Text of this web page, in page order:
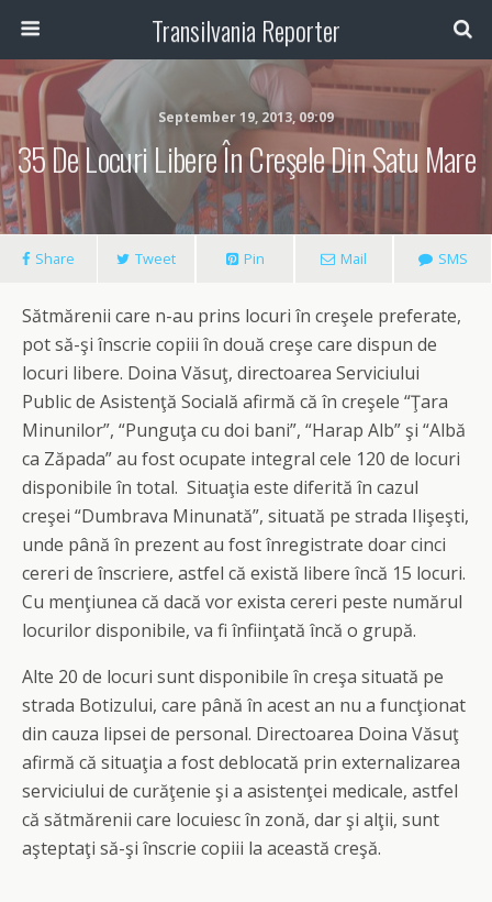
Transilvania Reporter
September 19, 2013, 09:09
35 De Locuri Libere În Creşele Din Satu Mare
Share Tweet Pin Mail SMS
Sătmărenii care n-au prins locuri în creşele preferate,
pot să-şi înscrie copiii în două creşe care dispun de
locuri libere. Doina Văsuţ, directoarea Serviciului
Public de Asistenţă Socială afirmă că în creşele “Ţara
Minunilor”, “Punguţa cu doi bani”, “Harap Alb” şi “Albă
ca Zăpada” au fost ocupate integral cele 120 de locuri
disponibile în total. Situaţia este diferită în cazul
creşei “Dumbrava Minunată”, situată pe strada Ilişeşti,
unde până în prezent au fost înregistrate doar cinci
cereri de înscriere, astfel că există libere încă 15 locuri.
Cu menţiunea că dacă vor exista cereri peste numărul
locurilor disponibile, va fi înfiinţată încă o grupă.
Alte 20 de locuri sunt disponibile în creşa situată pe
strada Botizului, care până în acest an nu a funcţionat
din cauza lipsei de personal. Directoarea Doina Văsuţ
afirmă că situaţia a fost deblocată prin externalizarea
serviciului de curăţenie şi a asistenţei medicale, astfel
că sătmărenii care locuiesc în zonă, dar şi alţii, sunt
aşteptaţi să-şi înscrie copiii la această creşă.